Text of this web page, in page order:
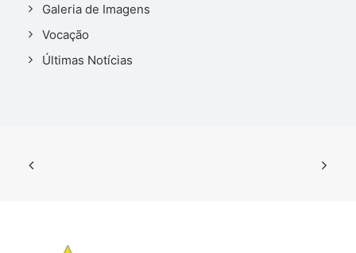
Galeria de Imagens
Vocação
Últimas Notícias